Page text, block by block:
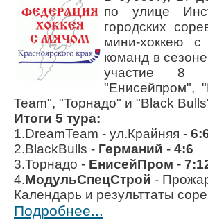
по улице
городских
мини-хоккею
команд в
участие 8
"Енисейпром",
Team", "Торнадо" и "Black
Итоги 5 тура:
1.DreamTeam - ул.Крайняя -
2.BlackBulls - Германий - 4:6
3.Торнадо - ЕнисейПром -
4.МодульСпецСтрой -
Календарь и результтаты
Подробнее...